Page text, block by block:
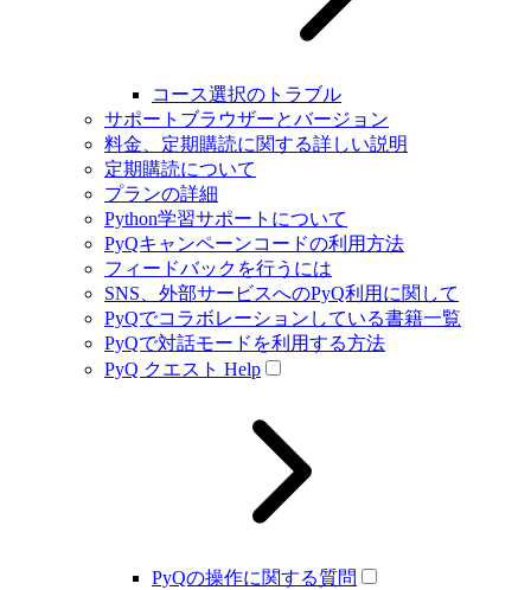
コース選択のトラブル
サポートブラウザーとバージョン
料金、定期購読に関する詳しい説明
定期購読について
プランの詳細
Python学習サポートについて
PyQキャンペーンコードの利用方法
フィードバックを行うには
SNS、外部サービスへのPyQ利用に関して
PyQでコラボレーションしている書籍一覧
PyQで対話モードを利用する方法
PyQ クエスト Help
PyQの操作に関する質問